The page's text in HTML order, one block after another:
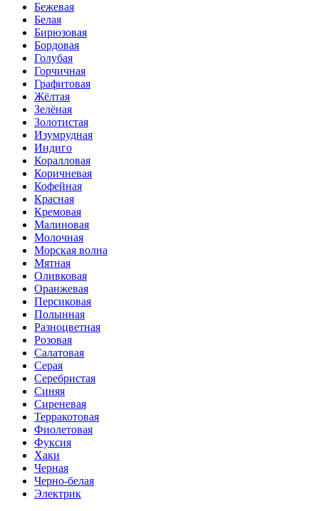
Бежевая
Белая
Бирюзовая
Бордовая
Голубая
Горчичная
Графитовая
Жёлтая
Зелёная
Золотистая
Изумрудная
Индиго
Коралловая
Коричневая
Кофейная
Красная
Кремовая
Малиновая
Молочная
Морская волна
Мятная
Оливковая
Оранжевая
Персиковая
Полынная
Разноцветная
Розовая
Салатовая
Серая
Серебристая
Синяя
Сиреневая
Терракотовая
Фиолетовая
Фуксия
Хаки
Черная
Черно-белая
Электрик